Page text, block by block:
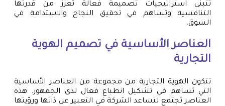
تتبنى استراتيجيات تصميمة فعالة تعزز من قدرتها
التنافسية وتساهم في تحقيق النجاح والاستدامة في
السوق.
العناصر الأساسية في تصميم الهوية
التجارية
تتكون الهوية التجارية من مجموعة من العناصر الأساسية
التي تساهم في تشكيل انطباع فعال لدى الجمهور. هذه
العناصر تجتمع لتساعد الشركة في التعبير عن ذاتها ورؤيتها